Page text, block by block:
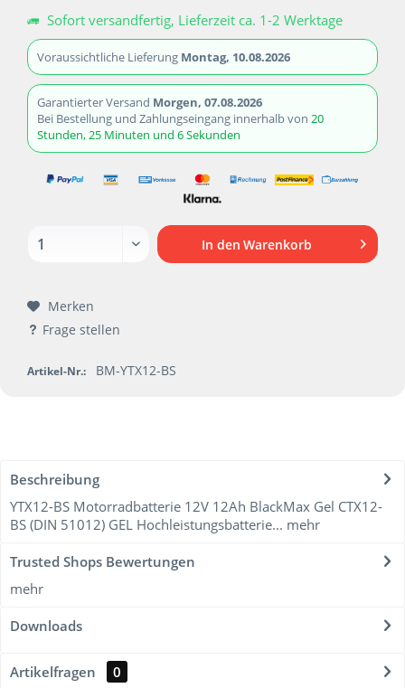
Sofort versandfertig, Lieferzeit ca. 1-2 Werktage
Voraussichtliche Lieferung Montag, 10.08.2026
Garantierter Versand Morgen, 07.08.2026
Bei Bestellung und Zahlungseingang innerhalb von 20
Stunden, 25 Minuten und 6 Sekunden
In den Warenkorb
Merken
Frage stellen
Artikel-Nr.: BM-YTX12-BS
Beschreibung
YTX12-BS Motorradbatterie 12V 12Ah BlackMax Gel CTX12-
BS (DIN 51012) GEL Hochleistungsbatterie... mehr
Trusted Shops Bewertungen
mehr
Downloads
Artikelfragen
0